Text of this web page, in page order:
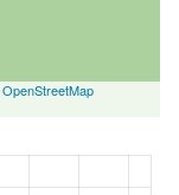
OpenStreetMap